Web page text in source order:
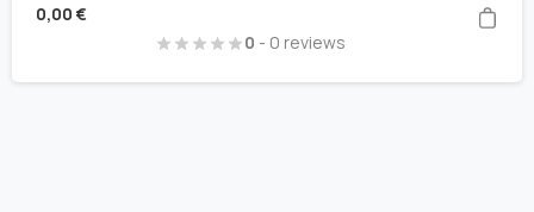
0,00 €
0 - 0 reviews